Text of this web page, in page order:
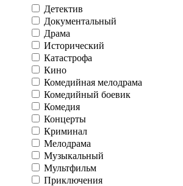
Детектив
Документальный
Драма
Исторический
Катастрофа
Кино
Комедийная мелодрама
Комедийный боевик
Комедия
Концерты
Криминал
Мелодрама
Музыкальный
Мультфильм
Приключения